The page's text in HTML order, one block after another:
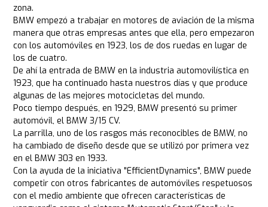
zona.
BMW empezó a trabajar en motores de aviación de la misma
manera que otras empresas antes que ella, pero empezaron
con los automóviles en 1923, los de dos ruedas en lugar de
los de cuatro.
De ahí la entrada de BMW en la industria automovilística en
1923, que ha continuado hasta nuestros días y que produce
algunas de las mejores motocicletas del mundo.
Poco tiempo después, en 1929, BMW presentó su primer
automóvil, el BMW 3/15 CV.
La parrilla, uno de los rasgos más reconocibles de BMW, no
ha cambiado de diseño desde que se utilizó por primera vez
en el BMW 303 en 1933.
Con la ayuda de la iniciativa "EfficientDynamics", BMW puede
competir con otros fabricantes de automóviles respetuosos
con el medio ambiente que ofrecen características de